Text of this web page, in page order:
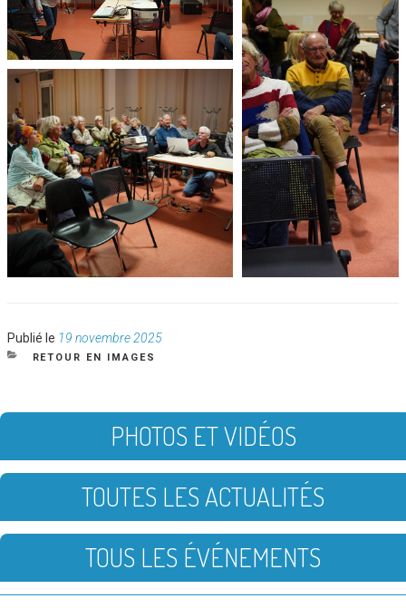
Publié le Publié
le
19 novembre 2025
CATÉGORIES
RETOUR EN IMAGES
PHOTOS ET VIDÉOS
TOUTES LES ACTUALITÉS
TOUS LES ÉVÉNEMENTS